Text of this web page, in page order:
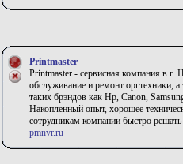
Printmaster
Printmaster - сервисная компания в г.
обслуживание и ремонт оргтехники,
таких брэндов как Hp, Canon,
Накопленный опыт, хорошее
сотрудникам компании быстро
pmnvr.ru